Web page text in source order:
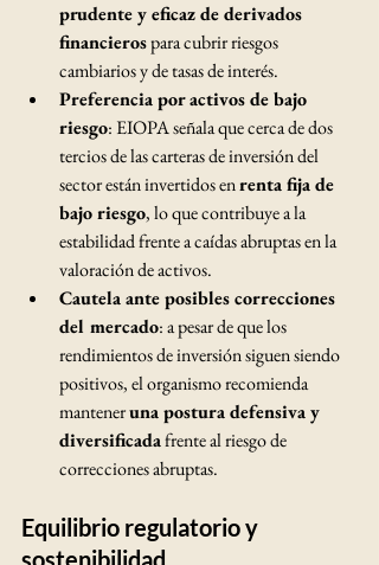
prudente y eficaz de derivados
financieros para cubrir riesgos
cambiarios y de tasas de interés.
Preferencia por activos de bajo
riesgo: EIOPA señala que cerca de dos
tercios de las carteras de inversión del
sector están invertidos en renta fija de
bajo riesgo, lo que contribuye a la
estabilidad frente a caídas abruptas en la
valoración de activos.
Cautela ante posibles correcciones
del mercado: a pesar de que los
rendimientos de inversión siguen siendo
positivos, el organismo recomienda
mantener una postura defensiva y
diversificada frente al riesgo de
correcciones abruptas.
Equilibrio regulatorio y
sostenibilidad